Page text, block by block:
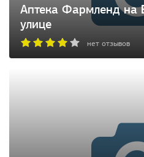
Аптека Фармленд на
улице
нет отзывов